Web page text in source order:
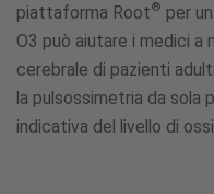
piattaforma Root® per
O3 può aiutare i medici a
cerebrale di pazienti
la pulsossimetria da sola
indicativa del livello di